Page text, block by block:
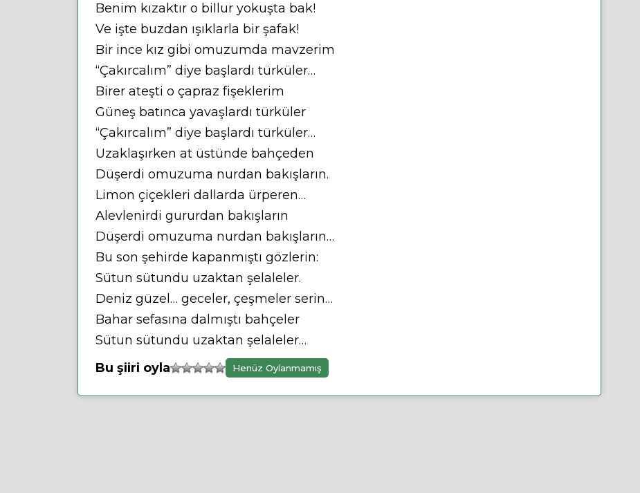
Benim kızaktır o billur yokuşta bak!
Ve işte buzdan ışıklarla bir şafak!
Bir ince kız gibi omuzumda mavzerim
“Çakırcalım” diye başlardı türküler…
Birer ateşti o çapraz fişeklerim
Güneş batınca yavaşlardı türküler
“Çakırcalım” diye başlardı türküler…
Uzaklaşırken at üstünde bahçeden
Düşerdi omuzuma nurdan bakışların.
Limon çiçekleri dallarda ürperen…
Alevlenirdi gururdan bakışların
Düşerdi omuzuma nurdan bakışların…
Bu son şehirde kapanmıştı gözlerin:
Sütun sütundu uzaktan şelaleler.
Deniz güzel… geceler, çeşmeler serin…
Bahar sefasına dalmıştı bahçeler
Sütun sütundu uzaktan şelaleler…
Bu şiiri oyla
Henüz Oylanmamış